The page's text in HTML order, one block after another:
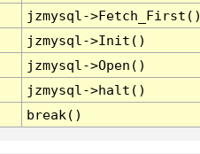
jzmysql-
jzmysql->Init()
jzmysql->Open()
jzmysql->halt()
break()